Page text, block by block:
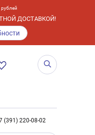
рублей
ДОСТАВКОЙ!
(391) 220-08-02